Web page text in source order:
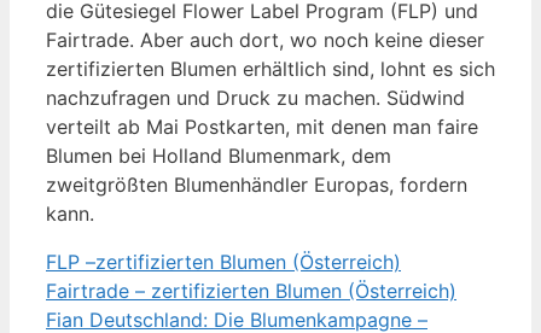
die Gütesiegel Flower Label Program (FLP) und
Fairtrade. Aber auch dort, wo noch keine dieser
zertifizierten Blumen erhältlich sind, lohnt es sich
nachzufragen und Druck zu machen. Südwind
verteilt ab Mai Postkarten, mit denen man faire
Blumen bei Holland Blumenmark, dem
zweitgrößten Blumenhändler Europas, fordern
kann.
FLP –zertifizierten Blumen (Österreich)
Fairtrade – zertifizierten Blumen (Österreich)
Fian Deutschland: Die Blumenkampagne –